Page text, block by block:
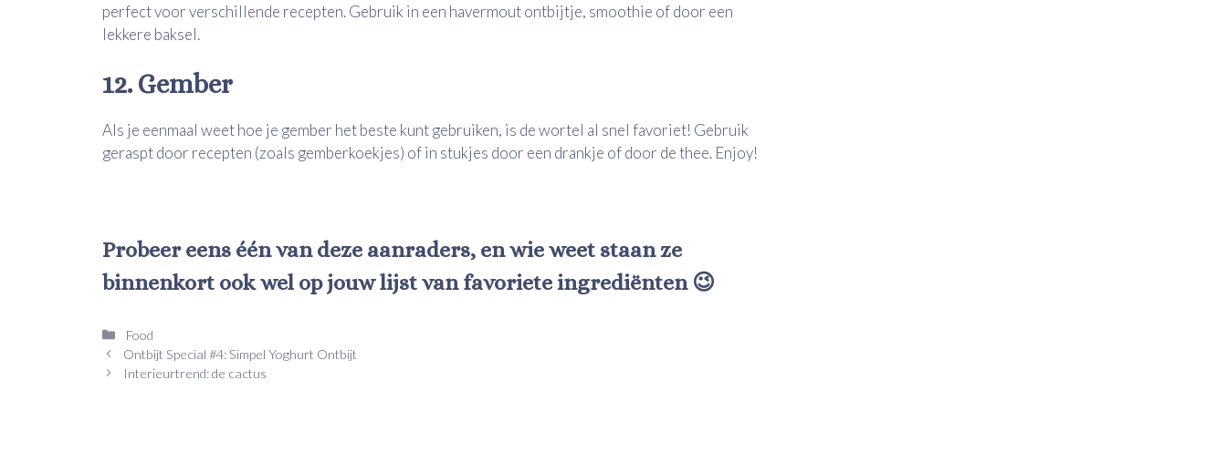
perfect voor verschillende recepten. Gebruik in een havermout ontbijtje, smoothie of door een
lekkere baksel.
12. Gember
Als je eenmaal weet hoe je gember het beste kunt gebruiken, is de wortel al snel favoriet! Gebruik
geraspt door recepten (zoals gemberkoekjes) of in stukjes door een drankje of door de thee. Enjoy!
Probeer eens één van deze aanraders, en wie weet staan ze
binnenkort ook wel op jouw lijst van favoriete ingrediënten 😉
Categorieën
Food
Ontbijt Special #4: Simpel Yoghurt Ontbijt
Interieurtrend: de cactus